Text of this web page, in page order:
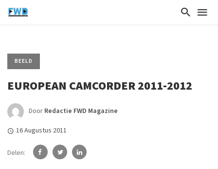
BEELD
EUROPEAN CAMCORDER 2011-2012
Door Redactie FWD Magazine
16 Augustus 2011
Delen: